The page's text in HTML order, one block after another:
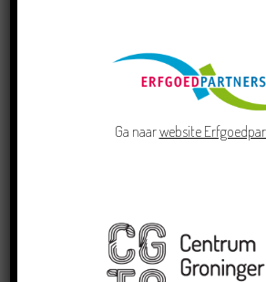
Dichters in de
Zomor Wat Ommaans
Ga naarwebsite